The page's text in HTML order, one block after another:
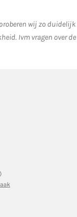
wij zo
Ivm vragen over